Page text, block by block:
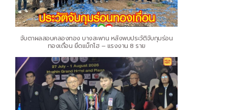
จับตาผลสอบคลองทอง บางสะพาน หลังพบประวัติจับกุมร่อน
ทองเถื่อน ยึดแบ็กโฮ – แรงงาน 8 ราย